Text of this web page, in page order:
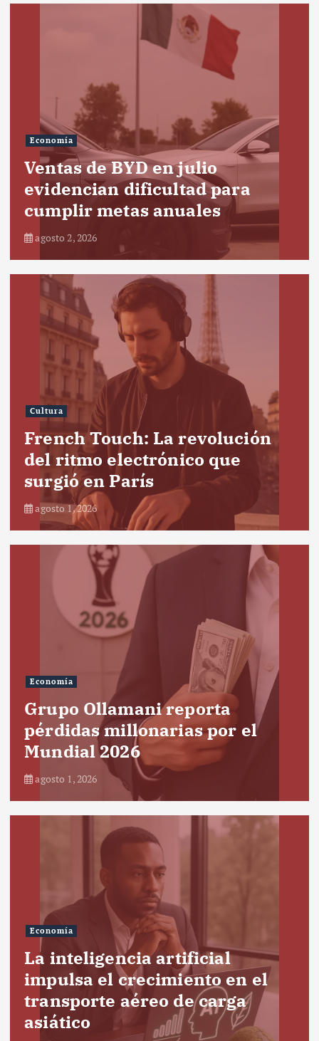
Economía
Ventas de BYD en julio
evidencian dificultad para
cumplir metas anuales
agosto 2, 2026
Cultura
French Touch: La revolución
del ritmo electrónico que
surgió en París
agosto 1, 2026
Economía
Grupo Ollamani reporta
pérdidas millonarias por el
Mundial 2026
agosto 1, 2026
Economía
La inteligencia artificial
impulsa el crecimiento en el
transporte aéreo de carga
asiático